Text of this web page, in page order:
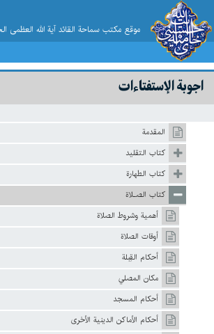
موقع مکتب سماحة القائد آية الله العظمى
اجوبة الإستفتاءات
المقدمة
كتاب التقليد
كتاب الطهارة
كتاب الصـلاة
أهمية وشروط الصلاة
أوقات الصلاة
أحكام القِبلة
مكان المصلي
أحكام المسجد
أحكام الأماكن الدينية الأخرى